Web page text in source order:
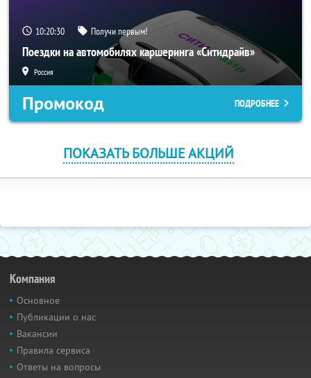
10:20:30 Получи первым!
Поездки на автомобилях каршеринга «Ситидрайв»
Россия
Промокод ПОДРОБНЕЕ
ПОКАЗАТЬ БОЛЬШЕ АКЦИЙ
Компания
Основное
Публикации о нас
Вакансии
Правила сервиса
Ответы на вопросы